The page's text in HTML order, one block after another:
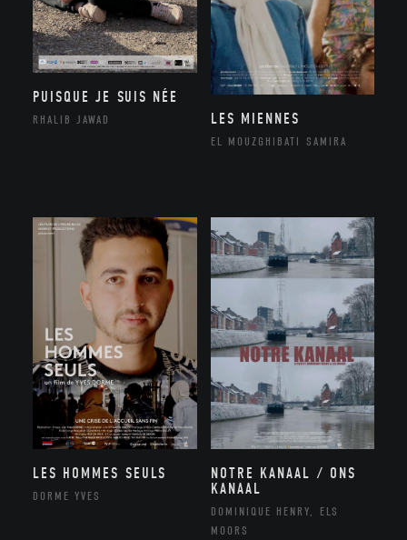
PUISQUE JE SUIS NÉE
RHALIB JAWAD LES MIENNES
EL MOUZGHIBATI SAMIRA
LES HOMMES SEULS
DORME YVES
NOTRE KANAAL / ONS
KANAAL
DOMINIQUE HENRY, ELS
MOORS